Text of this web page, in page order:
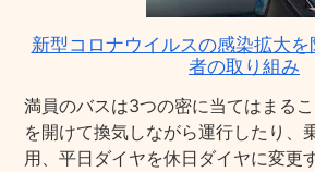
新型コロナウイルスの感染拡大
者の取り組み
満員のバスは3つの密に当てはまる
を開けて換気しながら運行したり、
用、平日ダイヤを休日ダイヤに変更